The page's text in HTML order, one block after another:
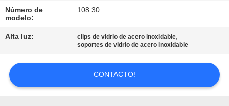
EN
CONTACTO
NOTICIAS
Número de
modelo:
108.30
Alta luz: clips de vidrio de acero inoxidable,
soportes de vidrio de acero inoxidable
CONTACTO!